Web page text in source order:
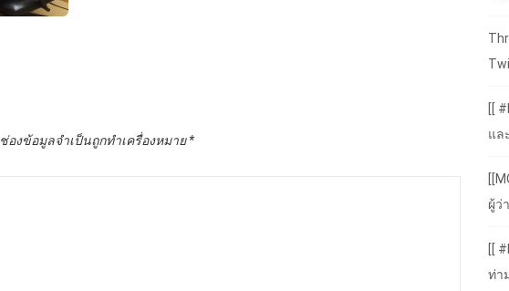
ช่องข้อมูลจำเป็นถูกทำเครื่องหมาย*
[[
แล
ผู้ว่
[[
ท่า